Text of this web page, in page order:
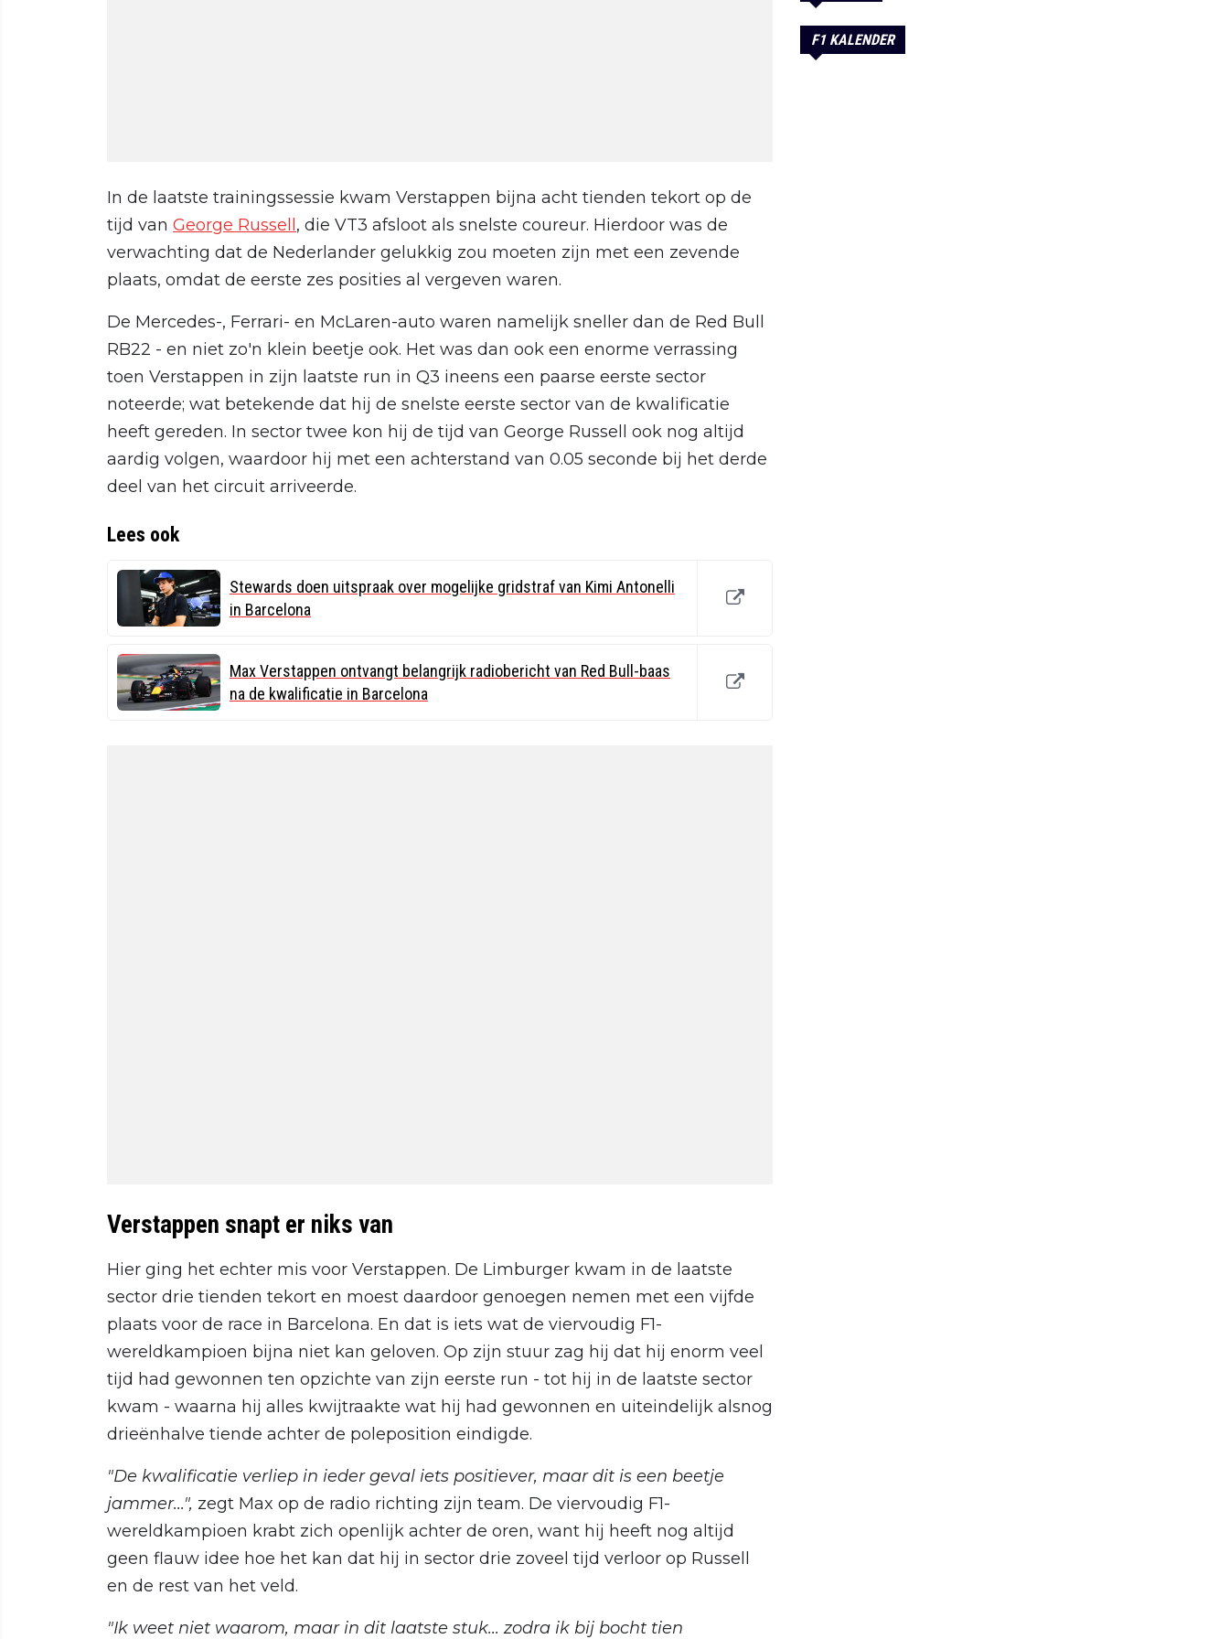
In de laatste trainingssessie kwam Verstappen bijna acht tienden tekort op de
tijd van George Russell , die VT3 afsloot als snelste coureur. Hierdoor was de
verwachting dat de Nederlander gelukkig zou moeten zijn met een zevende
plaats, omdat de eerste zes posities al vergeven waren.
De Mercedes-, Ferrari- en McLaren-auto waren namelijk sneller dan de Red Bull
RB22 - en niet zo'n klein beetje ook. Het was dan ook een enorme verrassing
toen Verstappen in zijn laatste run in Q3 ineens een paarse eerste sector
noteerde; wat betekende dat hij de snelste eerste sector van de kwalificatie
heeft gereden. In sector twee kon hij de tijd van George Russell ook nog altijd
aardig volgen, waardoor hij met een achterstand van 0.05 seconde bij het derde
deel van het circuit arriveerde.
Lees ook
Stewards doen uitspraak over mogelijke gridstraf van Kimi Antonelli
in Barcelona
Max Verstappen ontvangt belangrijk radiobericht van Red Bull-baas
na de kwalificatie in Barcelona
Verstappen snapt er niks van
Hier ging het echter mis voor Verstappen. De Limburger kwam in de laatste
sector drie tienden tekort en moest daardoor genoegen nemen met een vijfde
plaats voor de race in Barcelona. En dat is iets wat de viervoudig F1-
wereldkampioen bijna niet kan geloven. Op zijn stuur zag hij dat hij enorm veel
tijd had gewonnen ten opzichte van zijn eerste run - tot hij in de laatste sector
kwam - waarna hij alles kwijtraakte wat hij had gewonnen en uiteindelijk alsnog
drieënhalve tiende achter de poleposition eindigde.
"De kwalificatie verliep in ieder geval iets positiever, maar dit is een beetje
jammer...", zegt Max op de radio richting zijn team. De viervoudig F1-
wereldkampioen krabt zich openlijk achter de oren, want hij heeft nog altijd
geen flauw idee hoe het kan dat hij in sector drie zoveel tijd verloor op Russell
en de rest van het veld.
"Ik weet niet waarom, maar in dit laatste stuk... zodra ik bij bocht tien
F1 KALENDER